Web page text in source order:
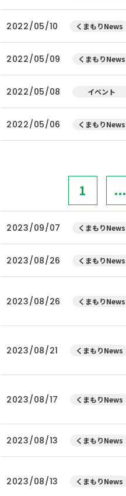
2022/05/10 くまもりNews
2022/05/09 くまもりNews
2022/05/08 イベント
2022/05/06 くまもりNews
1 ...
2023/09/07 くまもりNews
2023/08/26 くまもりNews
2023/08/26 くまもりNews
2023/08/21 くまもりNews
2023/08/17 くまもりNews
2023/08/13 くまもりNews
2023/08/13 くまもりNews